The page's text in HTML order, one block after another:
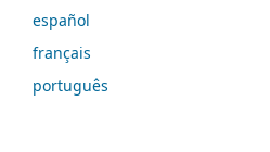
español
français
português